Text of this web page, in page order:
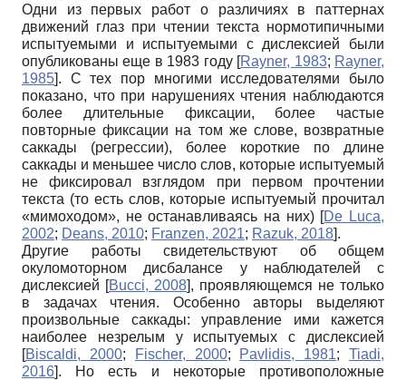
Одни из первых работ о различиях в паттернах
движений глаз при чтении текста нормотипичными
испытуемыми и испытуемыми с дислексией были
опубликованы еще в 1983 году [Rayner, 1983; Rayner,
1985]. С тех пор многими исследователями было
показано, что при нарушениях чтения наблюдаются
более длительные фиксации, более частые
повторные фиксации на том же слове, возвратные
саккады (регрессии), более короткие по длине
саккады и меньшее число слов, которые испытуемый
не фиксировал взглядом при первом прочтении
текста (то есть слов, которые испытуемый прочитал
«мимоходом», не останавливаясь на них) [De Luca,
2002; Deans, 2010; Franzen, 2021; Razuk, 2018].
Другие работы свидетельствуют об общем
окуломоторном дисбалансе у наблюдателей с
дислексией [Bucci, 2008], проявляющемся не только
в задачах чтения. Особенно авторы выделяют
произвольные саккады: управление ими кажется
наиболее незрелым у испытуемых с дислексией
[Biscaldi, 2000; Fischer, 2000; Pavlidis, 1981;Tiadi,
2016]. Но есть и некоторые противоположные